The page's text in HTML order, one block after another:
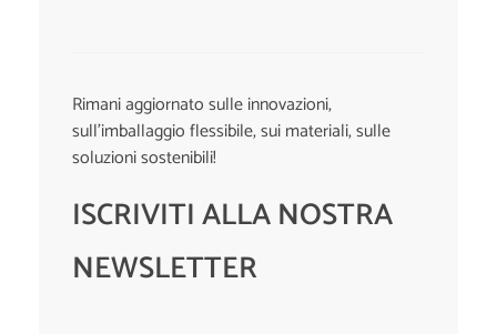
Rimani aggiornato sulle innovazioni,
sull’imballaggio flessibile, sui materiali, sulle
soluzioni sostenibili!
ISCRIVITI ALLA NOSTRA
NEWSLETTER